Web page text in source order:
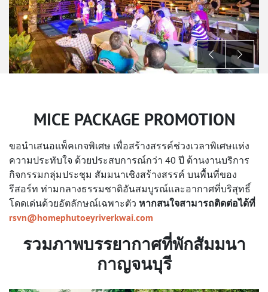
MICE PACKAGE PROMOTION
ขอนำเสนอแพ็คเกจพิเศษ เพื่อสร้างสรรค์ช่วงเวลาพิเศษแห่ง
ความประทับใจ ด้วยประสบการณ์กว่า 40 ปี ด้านงานบริการ
กิจกรรมกลุ่มประชุม สัมมนาเชิงสร้างสรรค์ บนพื้นที่ของ
รีสอร์ท ท่ามกลางธรรมชาติอันสมบูรณ์และอากาศที่บริสุทธิ์
โดดเด่นด้วยอัตลักษณ์เฉพาะตัว หากสนใจสามารถติดต่อได้ที่
rsvn@homephutoeyriverkwai.com
รวมภาพบรรยากาศที่พักสัมมนา
กาญจนบุรี